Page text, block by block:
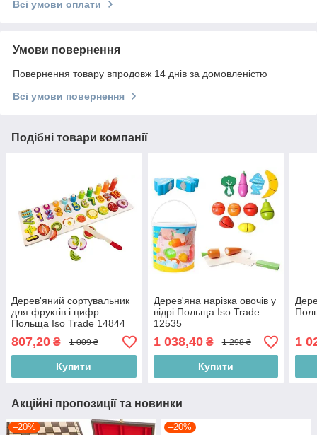
Всі умови оплати
Умови повернення
Повернення товару впродовж 14 днів за домовленістю
Всі умови повернення
Подібні товари компанії
Дерев'яний сортувальник
для фруктів і цифр
Польща Iso Trade 14844
807,20 ₴ 1 009 ₴
Купити
Дерев'яна нарізка овочів у
відрі Польща Iso Trade
12535
1 038,40₴ 1 298 ₴
Купити
1
Акційні пропозиції та новинки
–20% –20%